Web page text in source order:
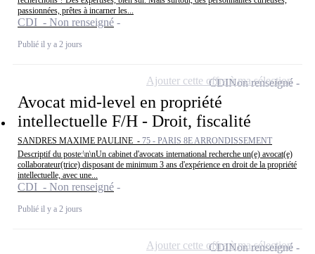
passionnées, prêtes à incarner les...
CDI - Non renseigné
Publié il y a 2 jours
Avocat mid-level en propriété
intellectuelle F/H - Droit, fiscalité
SANDRES MAXIME PAULINE - 75 - PARIS 8E ARRONDISSEMENT
Descriptif du poste:\n\nUn cabinet d'avocats international recherche un(e) avocat(e)
collaborateur(trice) disposant de minimum 3 ans d'expérience en droit de la propriété
intellectuelle, avec une...
CDI - Non renseigné
Publié il y a 2 jours
CDINon renseigné
Ajouter cette offre à ma sélection
CDINon renseigné
Ajouter cette offre à ma sélection